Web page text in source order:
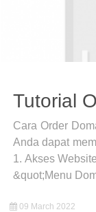
Tutorial
Cara Order
Anda dapat
1. Akses
&quot;Menu
09 March 2022